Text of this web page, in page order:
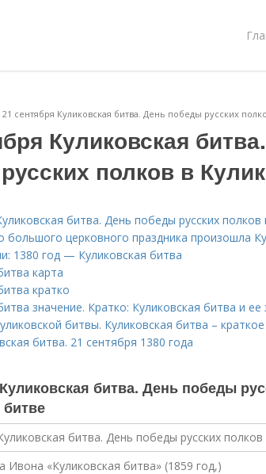
21 сентября Куликовская битва. День победы русских
Куликовская
полков в
битва. День победы русских
большого церковного праздника произошла
1380 год — Куликовская битва
карта
кратко
значение. Кратко: Куликовская битва и ее
битвы. Куликовская битва –
битва. 21 сентября 1380 года
битва. День победы
Ивона «Куликовская битва» (1859 год,)